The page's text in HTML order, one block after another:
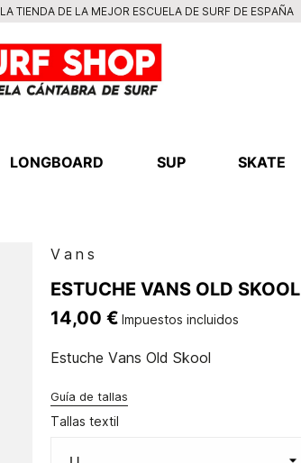
LA TIENDA DE LA MEJOR ESCUELA DE SURF DE ESPAÑA
LONGBOARD SUP SKATE
Vans
ESTUCHE VANS OLD SKOOL
14,00 € Impuestos incluidos
Estuche Vans Old Skool
Guía de tallas
Tallas textil